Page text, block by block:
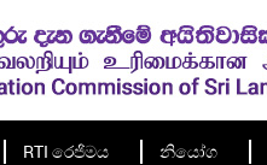
RTI රෙජිමය නියෝග